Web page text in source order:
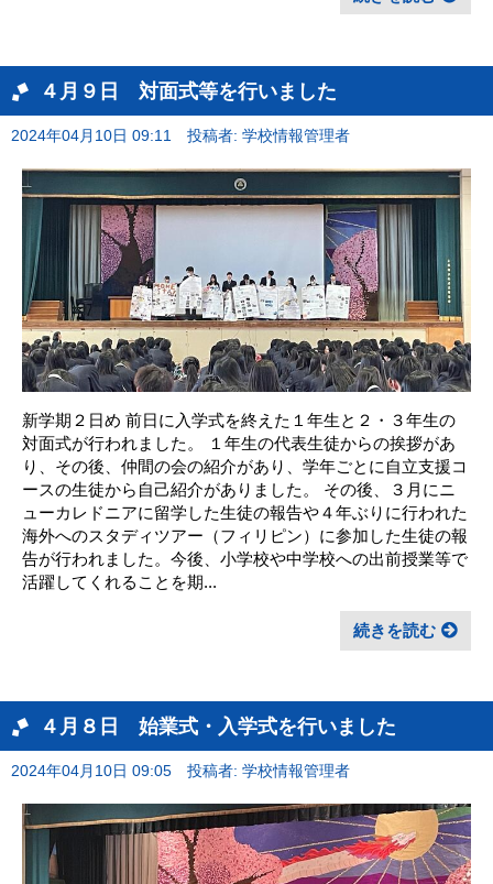
４月９日 対面式等を行いました
2024年04月10日 09:11 投稿者: 学校情報管理者
新学期２日め 前日に入学式を終えた１年生と２・３年生の
対面式が行われました。 １年生の代表生徒からの挨拶があ
り、その後、仲間の会の紹介があり、学年ごとに自立支援コ
ースの生徒から自己紹介がありました。 その後、３月にニ
ューカレドニアに留学した生徒の報告や４年ぶりに行われた
海外へのスタディツアー（フィリピン）に参加した生徒の報
告が行われました。今後、小学校や中学校への出前授業等で
活躍してくれることを期...
続きを読む
４月８日 始業式・入学式を行いました
2024年04月10日 09:05 投稿者: 学校情報管理者